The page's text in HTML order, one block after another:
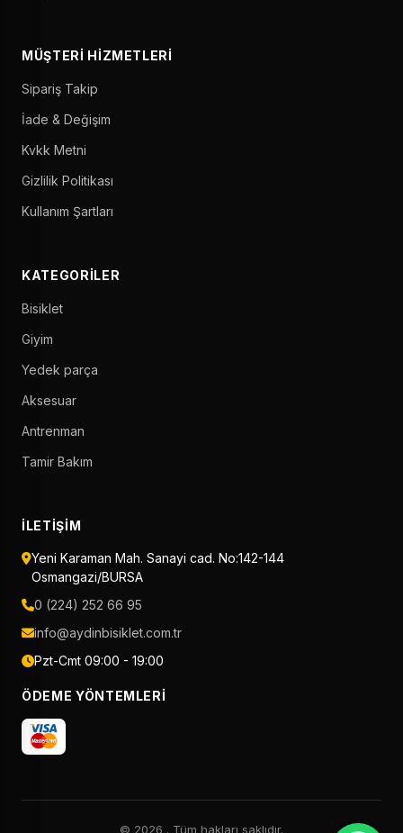
MÜŞTERI HIZMETLERI
Sipariş Takip
İade & Değişim
Kvkk Metni
Gizlilik Politikası
Kullanım Şartları
KATEGORILER
Bisiklet
Giyim
Yedek parça
Aksesuar
Antrenman
Tamir Bakım
İLETIŞIM
Yeni Karaman Mah. Sanayi cad. No:142-144
Osmangazi/BURSA
0 (224) 252 66 95
info@aydinbisiklet.com.tr
Pzt-Cmt 09:00 - 19:00
ÖDEME YÖNTEMLERI
© 2026 . Tüm hakları saklıdır.